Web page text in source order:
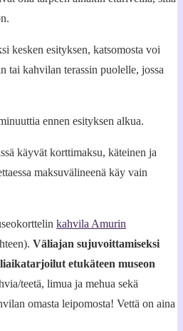
kesken esityksen, katsomosta voi
tai kahvilan terassin puolelle, jossa
ennen esityksen alkua.
käyvät korttimaksu, käteinen ja
maksuvälineenä käy vain
kahvila Amurin
Väliajan sujuvoittamiseksi
etukäteen museon
teetä, limua ja mehua sekä
omasta leipomosta! Vettä on aina